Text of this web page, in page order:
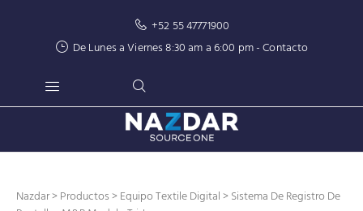
+52 55 47771900
De Lunes a Viernes 8:30 am a 6:00 pm -Contacto
Nazdar>Productos>Equipo Textile Digital> Sistema De Registro De